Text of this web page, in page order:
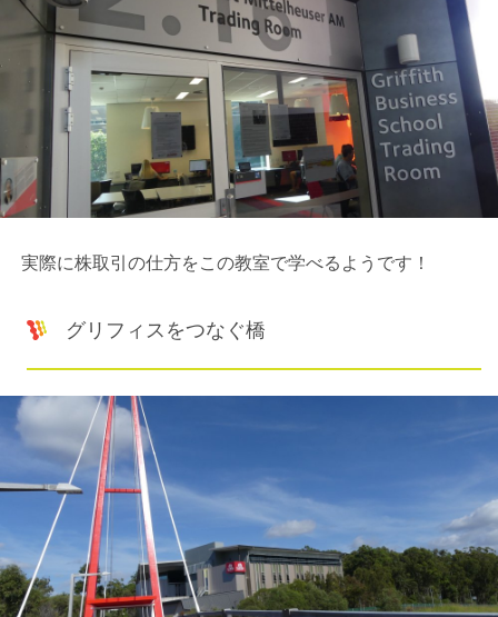
実際に株取引の仕方をこの教室で学べるようです！
グリフィスをつなぐ橋